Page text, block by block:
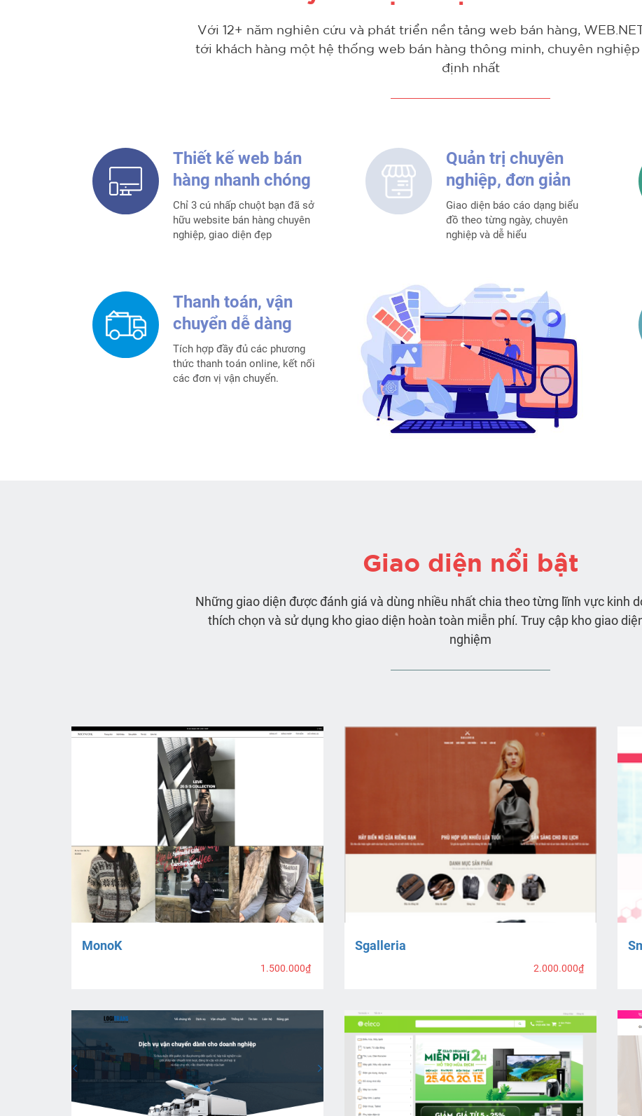
Với 12+ năm nghiên cứu và phát triển nền tảng web bán hàng,
tới khách hàng một hệ thống web bán hàng thông minh, chuyên
định nhất
Thiết kế web bán
hàng nhanh chóng
Chỉ 3 cú nhấp chuột bạn đã sở
hữu website bán hàng chuyên
nghiệp, giao diện đẹp
Quản trị chuyên
nghiệp, đơn giản
Giao diện báo cáo dạng biểu
đồ theo từng ngày, chuyên
nghiệp và dễ hiểu
Thanh toán, vận
chuyển dễ dàng
Tích hợp đầy đủ các phương
thức thanh toán online, kết nối
các đơn vị vận chuyển.
Giao diện nổi bật
Những giao diện được đánh giá và dùng nhiều nhất chia theo từng lĩnh vực kinh
thích chọn và sử dụng kho giao diện hoàn toàn miễn phí. Truy cập kho giao
nghiệm
MonoK
1.500.000₫
Sgalleria
2.000.000₫